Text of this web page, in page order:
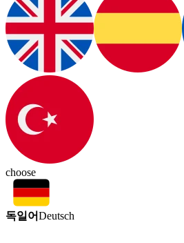
choose
독일어Deutsch